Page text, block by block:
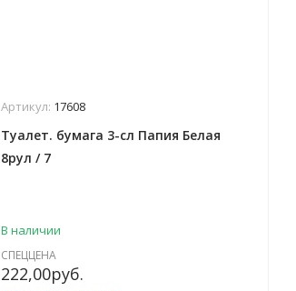
Артикул: 17608
Туалет. бумага 3-сл Папия Белая
8рул / 7
В наличии
СПЕЦЦЕНА
222,00руб.